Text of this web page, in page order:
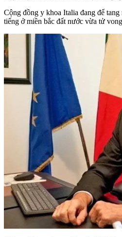
Cộng đồng y khoa Italia đang để
tiếng ở miền bắc đất nước vừa tử